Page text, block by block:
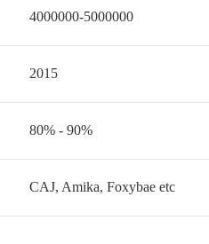
4000000-5000000
2015
80% - 90%
CAJ, Amika, Foxybae etc